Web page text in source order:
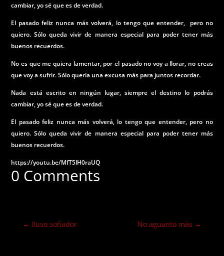
cambiar, yo sé que es de verdad.
El pasado feliz nunca más volverá, lo tengo que entender, pero no
quiero. Sólo queda vivir de manera especial para poder tener más
buenos recuerdos.
No es que me quiera lamentar, por el pasado no voy a llorar, no creas
que voy a sufrir. Sólo quería una excusa más para juntos recordar.
Nada está escrito en ningún lugar, siempre el destino lo podrás
cambiar, yo sé que es de verdad.
El pasado feliz nunca más volverá, lo tengo que entender, pero no
quiero. Sólo queda vivir de manera especial para poder tener más
buenos recuerdos.
https://youtu.be/MfT5lH0raUQ
0 Comments
← Iluso soñador No aguanto más →